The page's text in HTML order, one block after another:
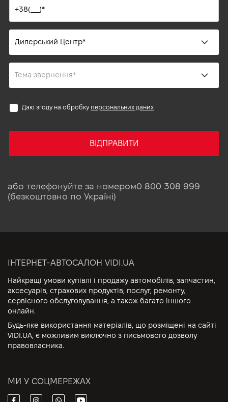
Даю згоду на обробку персональних даних
ВІДПРАВИТИ
або телефонуйте за номером0 800 308 999
(безкоштовно по Україні)
ІНТЕРНЕТ-АВТОСАЛОН VIDI.UA
Найкращі умови купівлі і продажу автомобілів, запчастин,
аксесуарів, страхових продуктів, послуг, ремонту,
сервісного обслуговування, а також багато іншого
онлайн.
Будь-яке використання матеріалів, що розміщені на сайті
VIDI.UA, є можливим виключно з письмового дозволу
правовласника.
МИ У СОЦМЕРЕЖАХ